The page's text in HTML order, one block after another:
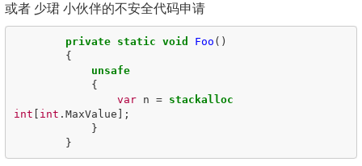
或者 少珺 小伙伴的不安全代码申请
private static void Foo ()
{
unsafe
{
var
n =
stackalloc
int [ int . MaxValue ];
}
}